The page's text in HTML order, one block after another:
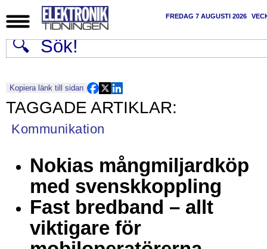
FREDAG 7 AUGUSTI 2026
Kopiera länk till sidan
Kommunikation
Nokias mångmiljardköp
med svenskkoppling
Fast bredband – allt
viktigare för